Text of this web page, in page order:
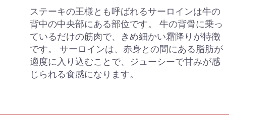
ステーキの王様とも呼ばれるサーロインは牛の
背中の中央部にある部位です。 牛の背骨に乗っ
ているだけの筋肉で、きめ細かい霜降りが特徴
です。 サーロインは、赤身との間にある脂肪が
適度に入り込むことで、ジューシーで甘みが感
じられる食感になります。